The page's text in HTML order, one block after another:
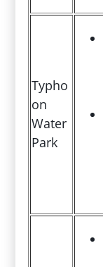
Typho
on
Water
Park